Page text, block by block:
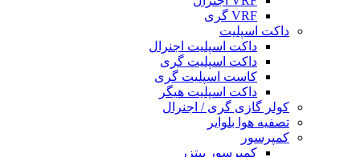
VRF گری
داکت اسپلیت
داکت اسپلیت اجنرال
داکت اسپلیت گری
کاست اسپلیت گری
داکت اسپلیت هیگر
کولر گازی گری / اجنرال
تصفیه هوا بلوایر
کمپرسور
کمپرسور بیتزر